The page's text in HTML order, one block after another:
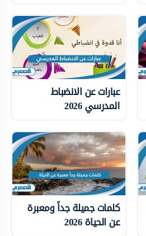
عبارات عن الانضباط
المدرسي 2026
كلمات جميلة جداً ومعبرة
عن الحياة 2026